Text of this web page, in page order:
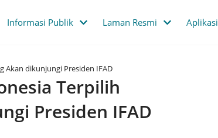
Informasi Publik Laman Resmi Aplikasi
Akan dikunjungi Presiden IFAD
Terpilih
Presiden IFAD